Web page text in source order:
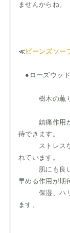
ませんからね。
≪ビーンズソー
●ローズウッド
樹木の薫りに
鎮痛作用があ
待できます。
ストレスなど
れています。
肌にも良いと
早める作用が期
保湿、ハリを
ます。